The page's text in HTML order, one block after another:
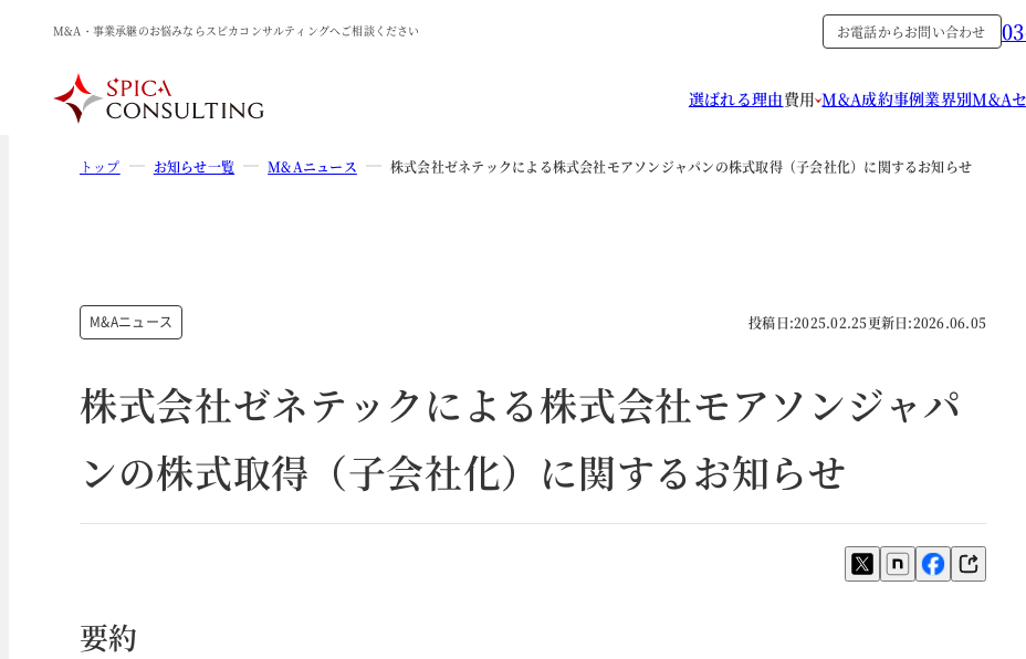
M&A・事業承継のお悩みならスピカコンサルティングへご相談ください お電話からお問い合わせ
選ばれる理由費用 M&A成約事例業界別M&A
トップ お知らせ一覧 M&Aニュース 株式会社ゼネテックによる株式会社モアソンジャパンの株式取得（子会社化）に関するお知らせ
M&Aニュース 投稿日:2025.02.25更新日:2026.06.05
株式会社ゼネテックによる株式会社モアソンジャパ
ンの株式取得（子会社化）に関するお知らせ
要約